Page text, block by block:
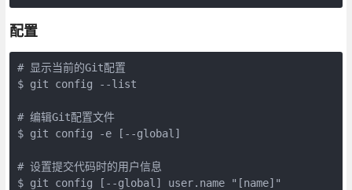
配置
# 显示当前的Git配置
$ git config --list
# 编辑Git配置文件
$ git config -e [--global]
# 设置提交代码时的用户信息
$ git config [--global] user.name "[name]"